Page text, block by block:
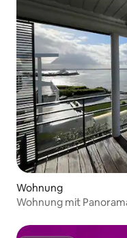
Wohnung
Wohnung mit